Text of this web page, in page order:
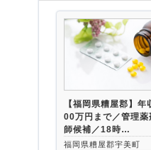
【福岡県糟屋郡】年
00万円まで／管理薬
師候補／18時…
福岡県糟屋郡宇美町